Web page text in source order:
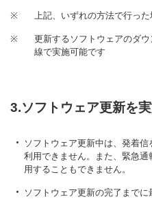
※ 上記、いずれの方法で行っ
※
更新するソフトウェアのダ
線で実施可能です
3.ソフトウェア更新を
ソフトウェア更新中は、発着
利用できません。また、緊急通
用することもできません。
ソフトウェア更新の完了まで